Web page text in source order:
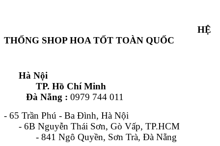
HỆ
THỐNG SHOP HOA TỐT TOÀN QUỐC
Hà Nội
TP. Hồ Chí Minh
Đà Nẵng : 0979 744 011
- 65 Trần Phú - Ba Đình, Hà Nội
- 6B Nguyễn Thái Sơn, Gò Vấp, TP.HCM
- 841 Ngô Quyền, Sơn Trà, Đà Nẵng